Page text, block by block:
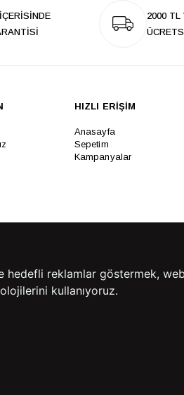
2000 TL
HIZLI ERİŞİM
Anasayfa
Sepetim
Kampanyalar
reklamlar göstermek,
kullanıyoruz.